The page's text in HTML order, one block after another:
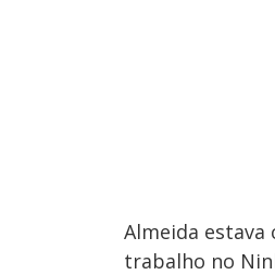
Almeida estava
trabalho no